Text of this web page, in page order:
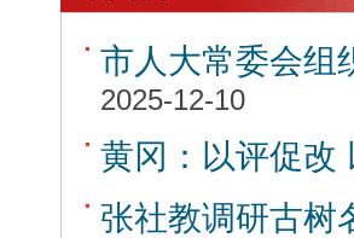
市人大常委会组
2025-12-10
黄冈：以评促改
张社教调研古树